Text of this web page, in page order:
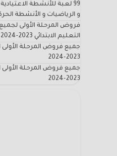
99 لعبة للأنشطة
و الرياضيات و الأنشطة
فروض المرحلة الأولى
التعليم الابتدائي 2023-2024
جميع فروض المرحلة
2023-2024
جميع فروض المرحلة
2023-2024